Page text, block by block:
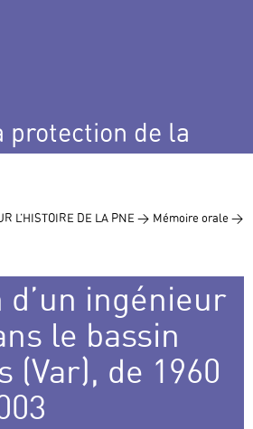
protection de la
L’HISTOIRE DE LA PNE > Mémoire orale >
ingénieur
le bassin
(Var), de 1960